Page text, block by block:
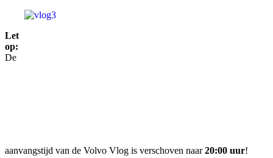
Let
op:
De
aanvangstijd van de Volvo Vlog is verschoven naar20:00 uur!